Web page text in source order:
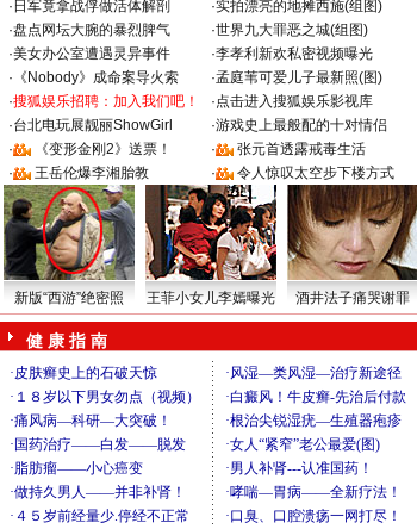
· 日军竟拿战俘做活体解剖 ·实拍漂亮的地摊西施(组图)
·盘点网坛大腕的暴烈脾气 ·世界九大罪恶之城(组图)
·美女办公室遭遇灵异事件 ·李孝利新欢私密视频曝光
· 《Nobody》成命案导火索 ·孟庭苇可爱儿子最新照(图)
·搜狐娱乐招聘：加入我们吧！ ·点击进入搜狐娱乐影视库
·台北电玩展靓丽ShowGirl ·游戏史上最般配的十对情侣
·
《变形金刚2》送票！ ·
张元首透露戒毒生活
·
王岳伦爆李湘胎教 · 令人惊叹太空步下楼方式
新版“西游”绝密照 王菲小女儿李嫣曝光 酒井法子痛哭谢罪
健 康 指 南